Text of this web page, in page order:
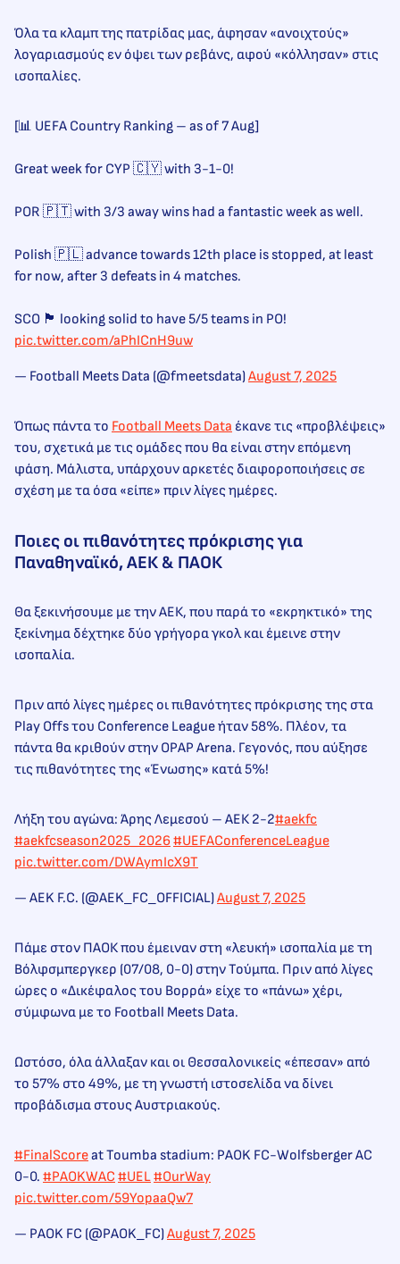
Όλα τα κλαμπ της πατρίδας μας, άφησαν «ανοιχτούς»
λογαριασμούς εν όψει των ρεβάνς, αφού «κόλλησαν» στις
ισοπαλίες.
[📊 UEFA Country Ranking – as of 7 Aug]
Great week for CYP 🇨🇾 with 3-1-0!
POR 🇵🇹 with 3/3 away wins had a fantastic week as well.
Polish 🇵🇱 advance towards 12th place is stopped, at least
for now, after 3 defeats in 4 matches.
SCO 🏴󠁧󠁢󠁳󠁣󠁴󠁿 looking solid to have 5/5 teams in PO!
pic.twitter.com/aPhICnH9uw
— Football Meets Data (@fmeetsdata)August 7, 2025
Όπως πάντα το Football Meets Data έκανε τις «προβλέψεις»
του, σχετικά με τις ομάδες που θα είναι στην επόμενη
φάση. Μάλιστα, υπάρχουν αρκετές διαφοροποιήσεις σε
σχέση με τα όσα «είπε» πριν λίγες ημέρες.
Ποιες οι πιθανότητες πρόκρισης για
Παναθηναϊκό, ΑΕΚ & ΠΑΟΚ
Θα ξεκινήσουμε με την ΑΕΚ, που παρά το «εκρηκτικό» της
ξεκίνημα δέχτηκε δύο γρήγορα γκολ και έμεινε στην
ισοπαλία.
Πριν από λίγες ημέρες οι πιθανότητες πρόκρισης της στα
Play Offs του Conference League ήταν 58%. Πλέον, τα
πάντα θα κριθούν στην OPAP Arena. Γεγονός, που αύξησε
τις πιθανότητες της «Ένωσης» κατά 5%!
Λήξη του αγώνα: Άρης Λεμεσού – ΑΕΚ 2-2#aekfc
#aekfcseason2025_2026#UEFAConferenceLeague
pic.twitter.com/DWAymIcX9T
— AEK F.C. (@AEK_FC_OFFICIAL)August 7, 2025
Πάμε στον ΠΑΟΚ που έμειναν στη «λευκή» ισοπαλία με τη
Βόλφσμπεργκερ (07/08, 0-0) στην Τούμπα. Πριν από λίγες
ώρες ο «Δικέφαλος του Βορρά» είχε το «πάνω» χέρι,
σύμφωνα με το Football Meets Data.
Ωστόσο, όλα άλλαξαν και οι Θεσσαλονικείς «έπεσαν» από
το 57% στο 49%, με τη γνωστή ιστοσελίδα να δίνει
προβάδισμα στους Αυστριακούς.
#FinalScoreat Toumba stadium: PAOK FC-Wolfsberger AC
0-0. #PAOKWAC #UEL#OurWay
pic.twitter.com/59YopaaQw7
— PAOK FC (@PAOK_FC)August 7, 2025